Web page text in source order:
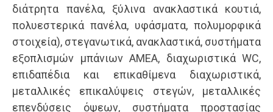
διάτρητα πανέλα, ξύλινα ανακλαστικά κουτιά,
πολυεστερικά πανέλα, υφάσματα, πολυμορφικά
στοιχεία), στεγανωτικά, ανακλαστικά, συστήματα
εξοπλισμών μπάνιων ΑΜΕΑ, διαχωριστικά WC,
επιδαπέδια και επικαθίμενα διαχωριστικά,
μεταλλικές επικαλύψεις στεγών, μεταλλικές
επενδύσεις όψεων, συστήματα προστασίας